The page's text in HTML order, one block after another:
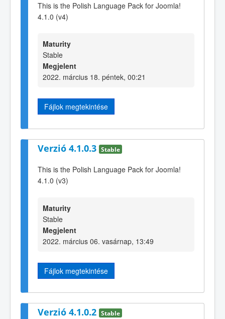
This is the Polish Language Pack for Joomla!
4.1.0 (v4)
Maturity
Stable
Megjelent
2022. március 18. péntek, 00:21
Fájlok megtekintése
Verzió 4.1.0.3 Stable
This is the Polish Language Pack for Joomla!
4.1.0 (v3)
Maturity
Stable
Megjelent
2022. március 06. vasárnap, 13:49
Fájlok megtekintése
Verzió 4.1.0.2 Stable